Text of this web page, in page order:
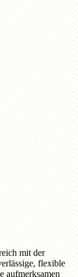
mit der
flexible
aufmerksamen